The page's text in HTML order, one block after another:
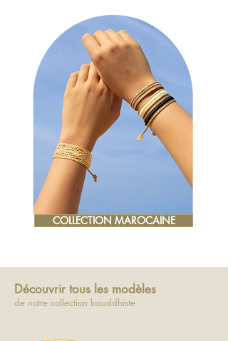
COLLECTION MAROCAINE
Découvrir tous les modèles
de notre collection bouddhiste